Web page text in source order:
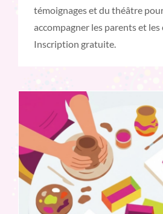
témoignages et du théâtre
accompagner les parents et les
Inscription gratuite.